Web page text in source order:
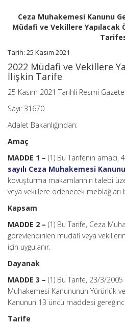
Ceza Muhakemesi Kanunu
Müdafi ve Vekillere Yapılacak
Tarih: 25 Kasım 2021
2022 Müdafi ve Vekillere
İlişkin Tarife
25 Kasım 2021 Tarihli Resmi Gazete
Sayı: 31670
Adalet Bakanlığından:
Amaç
MADDE 1 – (1) Bu Tarifenin amacı,
sayılı Ceza Muhakemesi Kanunu
kovuşturma makamlarının talebi
veya vekillere ödenecek meblağları
Kapsam
MADDE 2 – (1) Bu Tarife, Ceza
görevlendirilen müdafi veya
için uygulanır.
Dayanak
MADDE 3 – (1) Bu Tarife, 23/3/2005
Muhakemesi Kanununun Yürürlük
Kanunun 13 üncü maddesi
Tarife